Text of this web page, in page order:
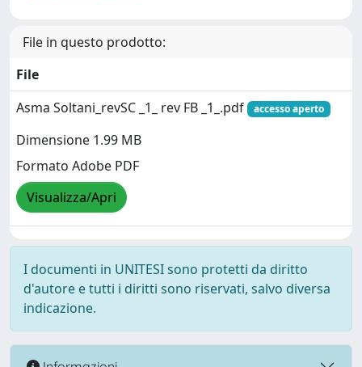
File in questo prodotto:
File
Asma Soltani_revSC _1_ rev FB _1_.pdf
accesso aperto
Dimensione 1.99 MB
Formato Adobe PDF
Visualizza/Apri
I documenti in UNITESI sono protetti da diritto
d'autore e tutti i diritti sono riservati, salvo diversa
indicazione.